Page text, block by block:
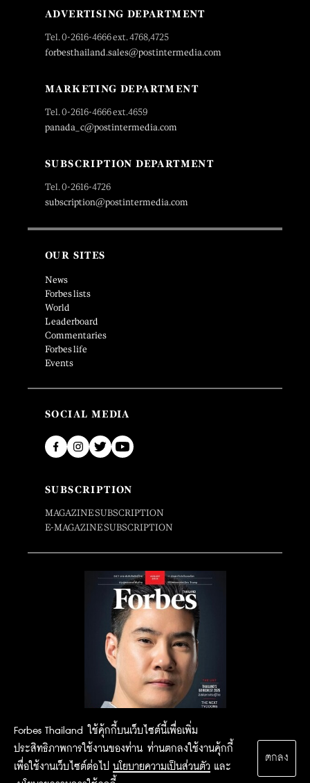
Forbes Thailand ใช้คุ้กกี้บนเว็บไซต์นี้เพื่อเพิ่ม
ประสิทธิภาพการใช้งานของท่าน ท่านตกลงใช้งานคุ้กกี้
เพื่อใช้งานเว็บไซต์ต่อไป นโยบายความเป็นส่วนตัว และ
ตกลง
ADVERTISING DEPARTMENT
Tel. 0-2616-4666 ext. 4768,4725
forbesthailand.sales@postintermedia.com
MARKETING DEPARTMENT
Tel. 0-2616-4666 ext.4659
panada_c@postintermedia.com
SUBSCRIPTION DEPARTMENT
Tel. 0-2616-4726
subscription@postintermedia.com
OUR SITES
News
Forbes lists
World
Leaderboard
Commentaries
Forbes life
Events
SOCIAL MEDIA
SUBSCRIPTION
MAGAZINE SUBSCRIPTION
E-MAGAZINE SUBSCRIPTION